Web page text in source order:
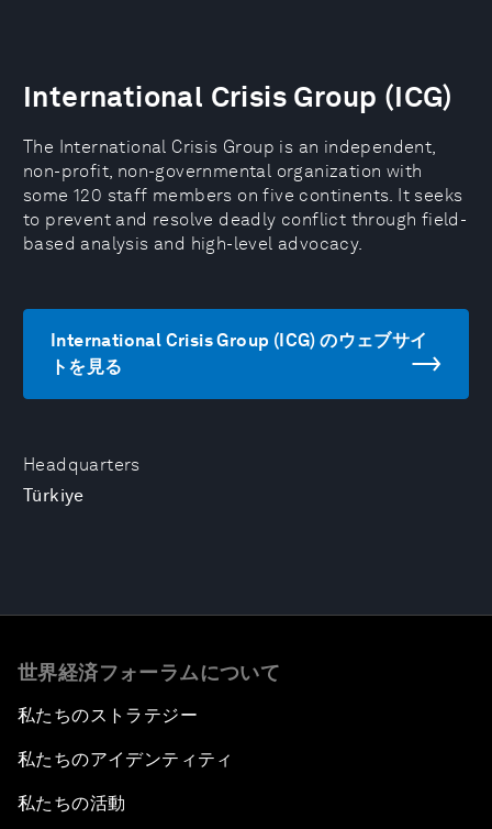
Headquarters
Türkiye
International Crisis Group (ICG)
The International Crisis Group is an independent,
non-profit, non-governmental organization with
some 120 staff members on five continents. It seeks
to prevent and resolve deadly conflict through field-
based analysis and high-level advocacy.
International Crisis Group (ICG) のウェブサイ
トを見る
世界経済フォーラムについて
私たちのストラテジー
私たちのアイデンティティ
私たちの活動